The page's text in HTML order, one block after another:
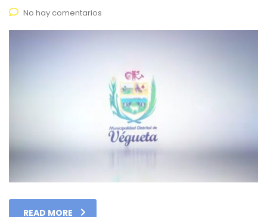
No hay comentarios
READ MORE